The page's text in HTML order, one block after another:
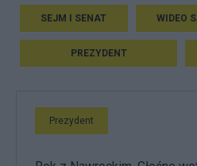
SEJM I SENAT WIDEO
PREZYDENT
Prezydent